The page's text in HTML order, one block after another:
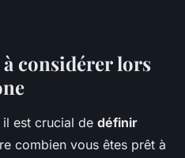
son drone
considérer lors
il est crucial de définir
combien vous êtes prêt à